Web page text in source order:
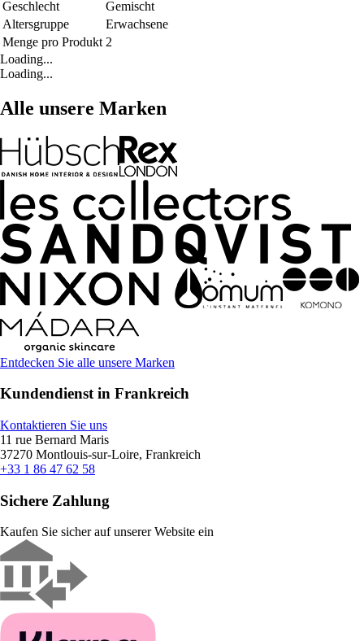
Geschlecht
Gemischt
Altersgruppe
Erwachsene
Menge pro Produkt 2
Loading...
Loading...
Alle unsere Marken
Entdecken Sie alle unsere Marken
Kundendienst in Frankreich
Kontaktieren Sie uns
11 rue Bernard Maris
37270 Montlouis-sur-Loire, Frankreich
+33 1 86 47 62 58
Sichere Zahlung
Kaufen Sie sicher auf unserer Website ein